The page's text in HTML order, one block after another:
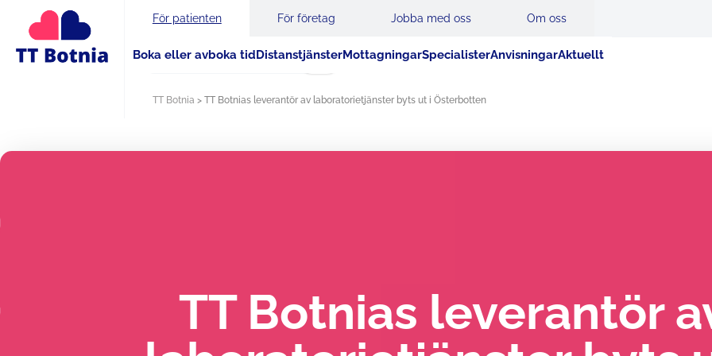
För patienten För företag Jobba med oss Om oss
Boka eller avboka tidDistanstjänsterMottagningarSpecialisterAnvisningarAktuellt
Sök
TT Botnia > TT Botnias leverantör av laboratorietjänster byts ut i Österbotten
TT Botnias leverantör